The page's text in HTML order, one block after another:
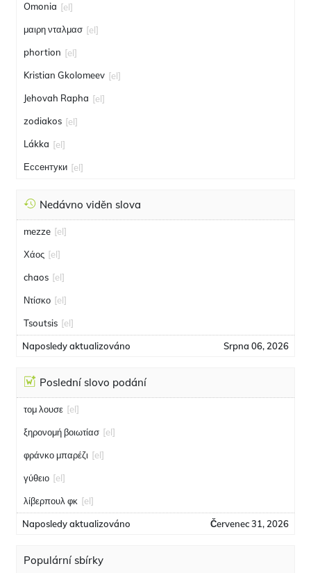
Omonia [el]
μαιρη νταλμασ [el]
phortion [el]
Kristian Gkolomeev [el]
Jehovah Rapha [el]
zodiakos [el]
Lákka [el]
Ессентуки [el]
Nedávno viděn slova
mezze [el]
Χάος [el]
chaos [el]
Ντίσκο [el]
Tsoutsis [el]
Naposledy aktualizováno Srpna 06, 2026
Poslední slovo podání
τομ λουσε [el]
ξηρονομή βοιωτίασ [el]
φράνκο μπαρέζι [el]
γύθειο [el]
λίβερπουλ φκ [el]
Naposledy aktualizováno Červenec 31, 2026
Populární sbírky